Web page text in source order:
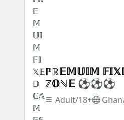
ℙℝ𝔼𝕄𝕌𝕀𝕄
ℤ𝕆ℕ𝔼 ⚽⚽⚽
Adult/18+